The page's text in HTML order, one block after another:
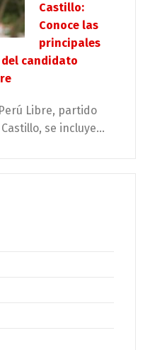
Castillo:
Conoce las
principales
candidato
Libre, partido
se incluye...